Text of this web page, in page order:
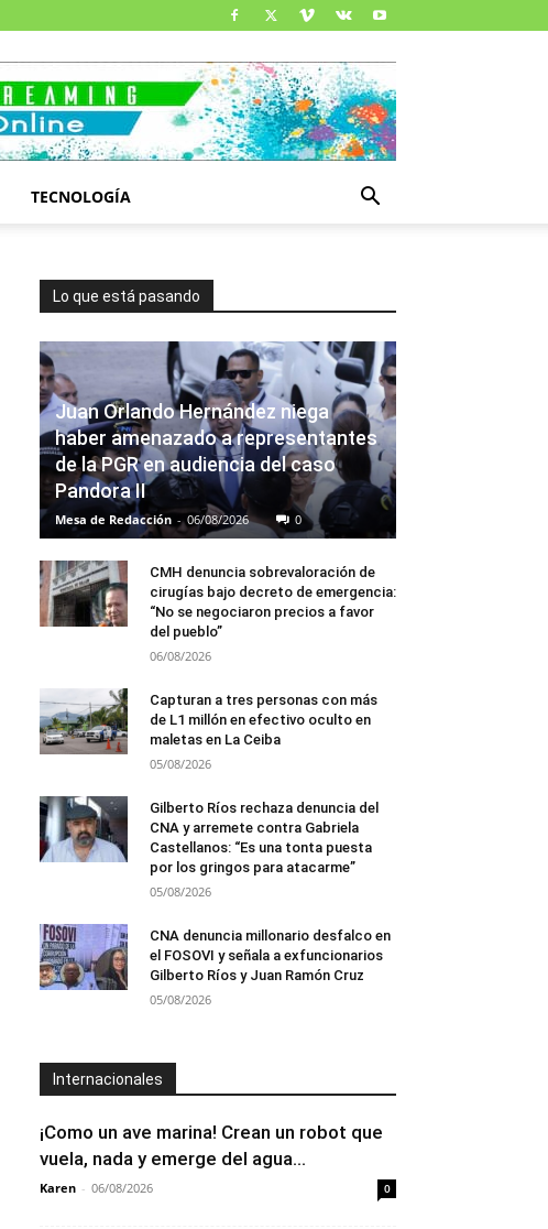
TECNOLOGÍA
Lo que está pasando
Juan Orlando Hernández niega
haber amenazado a representantes
de la PGR en audiencia del caso
Pandora II
Mesa de Redacción - 06/08/2026 0
CMH denuncia sobrevaloración de
cirugías bajo decreto de emergencia:
“No se negociaron precios a favor
del pueblo”
06/08/2026
Capturan a tres personas con más
de L1 millón en efectivo oculto en
maletas en La Ceiba
05/08/2026
Gilberto Ríos rechaza denuncia del
CNA y arremete contra Gabriela
Castellanos: “Es una tonta puesta
por los gringos para atacarme”
05/08/2026
CNA denuncia millonario desfalco en
el FOSOVI y señala a exfuncionarios
Gilberto Ríos y Juan Ramón Cruz
05/08/2026
Internacionales
¡Como un ave marina! Crean un robot que
vuela, nada y emerge del agua...
Karen - 06/08/2026 0